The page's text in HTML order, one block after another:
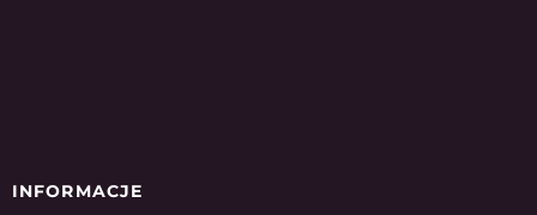
INFORMACJE